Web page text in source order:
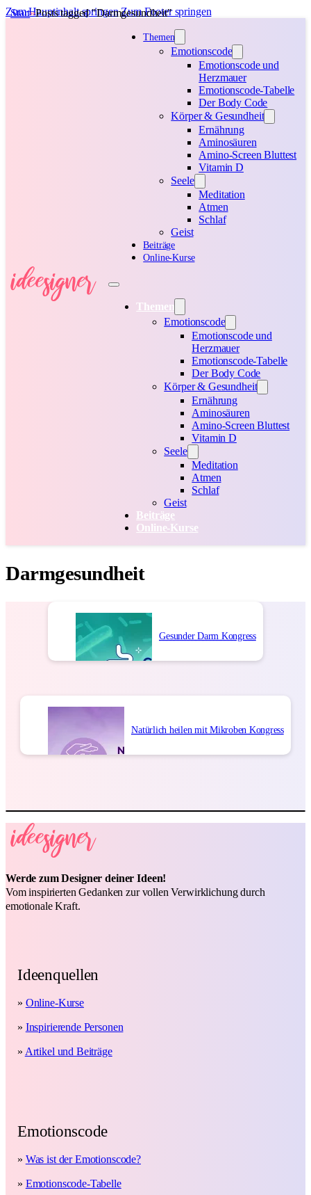
Zum Hauptinhalt springen Zum Footer springen
Themen
Emotionscode
Emotionscode und
Herzmauer
Emotionscode-Tabelle
Der Body Code
Körper & Gesundheit
Ernährung
Aminosäuren
Amino-Screen Bluttest
Vitamin D
Seele
Meditation
Atmen
Schlaf
Geist
Beiträge
Online-Kurse
Themen
Emotionscode
Emotionscode und
Herzmauer
Emotionscode-Tabelle
Der Body Code
Körper & Gesundheit
Ernährung
Aminosäuren
Amino-Screen Bluttest
Vitamin D
Seele
Meditation
Atmen
Schlaf
Geist
Beiträge
Online-Kurse
Start Posts tagged "Darmgesundheit"
Darmgesundheit
Gesunder Darm Kongress
Natürlich heilen mit Mikroben Kongress
Werde zum Designer deiner Ideen!
Vom inspirierten Gedanken zur vollen Verwirklichung durch
emotionale Kraft.
Ideenquellen
» Online-Kurse
» Inspirierende Personen
» Artikel und Beiträge
Emotionscode
» Was ist der Emotionscode?
» Emotionscode-Tabelle